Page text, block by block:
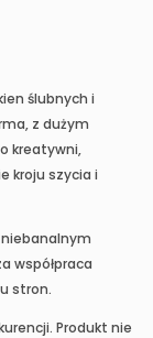
ślubnych i
z dużym
kreatywni,
kroju szycia i
współpraca
stron.
Produkt nie